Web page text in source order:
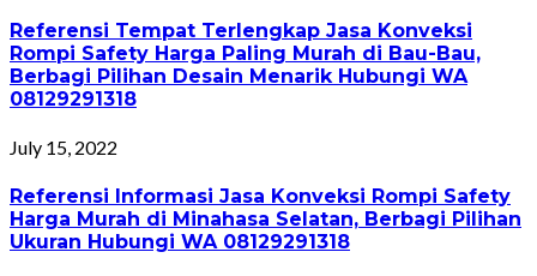
Referensi Tempat Terlengkap Jasa Konveksi
Rompi Safety Harga Paling Murah di Bau-Bau,
Berbagi Pilihan Desain Menarik Hubungi WA
08129291318
July 15, 2022
Referensi Informasi Jasa Konveksi Rompi Safety
Harga Murah di Minahasa Selatan, Berbagi Pilihan
Ukuran Hubungi WA 08129291318